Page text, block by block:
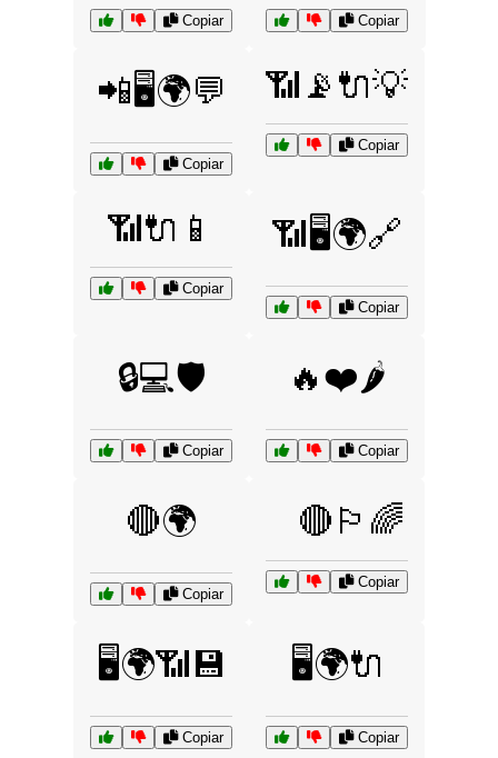
Copiar Copiar
📲🖥️🌍💬
Copiar
📶📡🔌💡
Copiar
📶🔌📱
Copiar
📶🖥️🌍🔗
Copiar
🔒💻🛡️
Copiar
🔥❤️🌶️
Copiar
🔴🌍
Copiar
🔴🏳️‍🌈
Copiar
🖥️🌍📶💾
Copiar
🖥️🌍🔌
Copiar